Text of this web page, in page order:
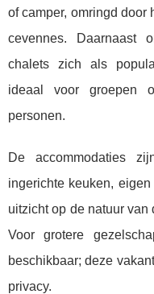
of camper, omringd door
cevennes. Daarnaast
chalets zich als
ideaal voor groepen
personen.
De accommodaties
ingerichte keuken,
uitzicht op de natuur van
Voor grotere
beschikbaar; deze
privacy.